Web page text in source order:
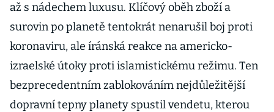
až s nádechem luxusu. Klíčový oběh zboží a
surovin po planetě tentokrát nenarušil boj proti
koronaviru, ale íránská reakce na americko-
izraelské útoky proti islamistickému režimu. Ten
bezprecedentním zablokováním nejdůležitější
dopravní tepny planety spustil vendetu, kterou